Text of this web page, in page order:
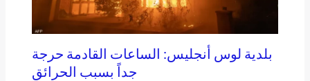
بلدية لوس أنجليس: الساعات القادمة حرجة
جداً بسبب الحرائق